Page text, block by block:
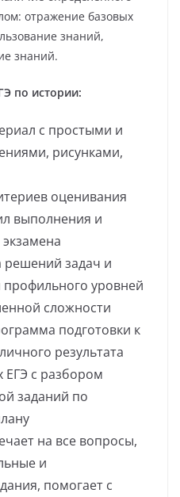
отражение базовых
знаний,
знаний.
по истории:
с простыми и
рисунками,
оценивания
выполнения и
решений задач и
профильного уровней
сложности
подготовки к
результата
с разбором
заданий по
на все вопросы,
и
помогает с